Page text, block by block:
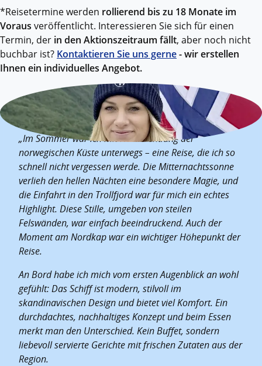
*Reisetermine werden rollierend bis zu 18 Monate im
Voraus veröffentlicht. Interessieren Sie sich für einen
Termin, der in den Aktionszeitraum fällt, aber noch nicht
buchbar ist? Kontaktieren Sie uns gerne- wir erstellen
Ihnen ein individuelles Angebot.
„Im Sommer war ich mit Havila entlang der
norwegischen Küste unterwegs – eine Reise, die ich so
schnell nicht vergessen werde. Die Mitternachtssonne
verlieh den hellen Nächten eine besondere Magie, und
die Einfahrt in den Trollfjord war für mich ein echtes
Highlight. Diese Stille, umgeben von steilen
Felswänden, war einfach beeindruckend. Auch der
Moment am Nordkap war ein wichtiger Höhepunkt der
Reise.
An Bord habe ich mich vom ersten Augenblick an wohl
gefühlt: Das Schiff ist modern, stilvoll im
skandinavischen Design und bietet viel Komfort. Ein
durchdachtes, nachhaltiges Konzept und beim Essen
merkt man den Unterschied. Kein Buffet, sondern
liebevoll servierte Gerichte mit frischen Zutaten aus der
Region.